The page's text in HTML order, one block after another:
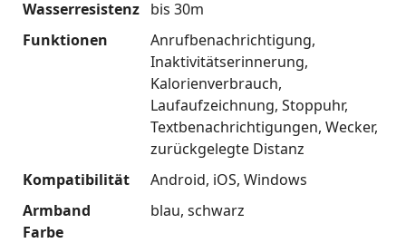
Wasserresistenz bis 30m
Funktionen
Anrufbenachrichtigung
Inaktivitätserinnerung
Kalorienverbrauch
Laufaufzeichnung Stoppuhr
Textbenachrichtigungen Wecker
zurückgelegte Distanz
Kompatibilität
Android iOS Windows
Armband
Farbe
blau schwarz